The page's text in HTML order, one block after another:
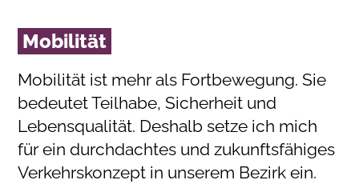
Mobilität
Mobilität ist mehr als Fortbewegung. Sie
bedeutet Teilhabe, Sicherheit und
Lebensqualität. Deshalb setze ich mich
für ein durchdachtes und zukunftsfähiges
Verkehrskonzept in unserem Bezirk ein.